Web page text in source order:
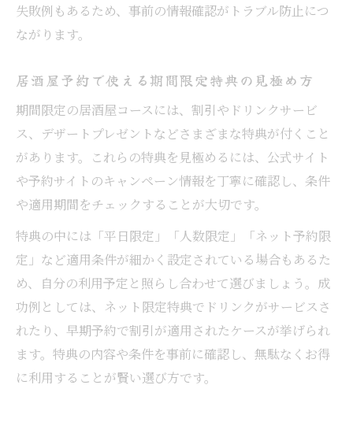
失敗例もあるため、事前の情報確認がトラブル防止につ
ながります。
居酒屋予約で使える期間限定特典の見極め方
期間限定の居酒屋コースには、割引やドリンクサービ
ス、デザートプレゼントなどさまざまな特典が付くこと
があります。これらの特典を見極めるには、公式サイト
や予約サイトのキャンペーン情報を丁寧に確認し、条件
や適用期間をチェックすることが大切です。
特典の中には「平日限定」「人数限定」「ネット予約限
定」など適用条件が細かく設定されている場合もあるた
め、自分の利用予定と照らし合わせて選びましょう。成
功例としては、ネット限定特典でドリンクがサービスさ
れたり、早期予約で割引が適用されたケースが挙げられ
ます。特典の内容や条件を事前に確認し、無駄なくお得
に利用することが賢い選び方です。